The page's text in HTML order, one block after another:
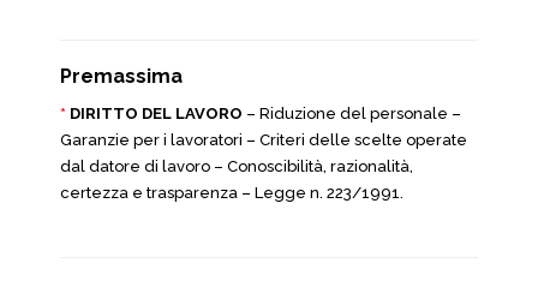
Premassima
* DIRITTO DEL LAVORO – Riduzione del personale –
Garanzie per i lavoratori – Criteri delle scelte operate
dal datore di lavoro – Conoscibilità, razionalità,
certezza e trasparenza – Legge n. 223/1991.